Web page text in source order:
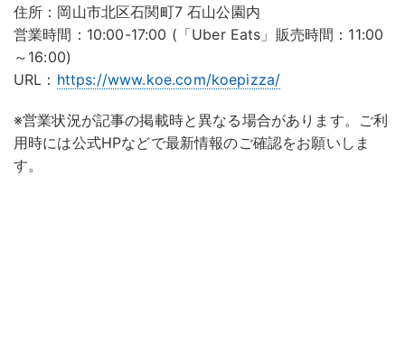
住所：岡山市北区石関町7 石山公園内​
営業時間：10:00-17:00 (「Uber Eats」販売時間：11:00
～16:00)​
URL： https://www.koe.com/koepizza/
※営業状況が記事の掲載時と異なる場合があります。ご利
用時には公式HPなどで最新情報のご確認をお願いしま
す。